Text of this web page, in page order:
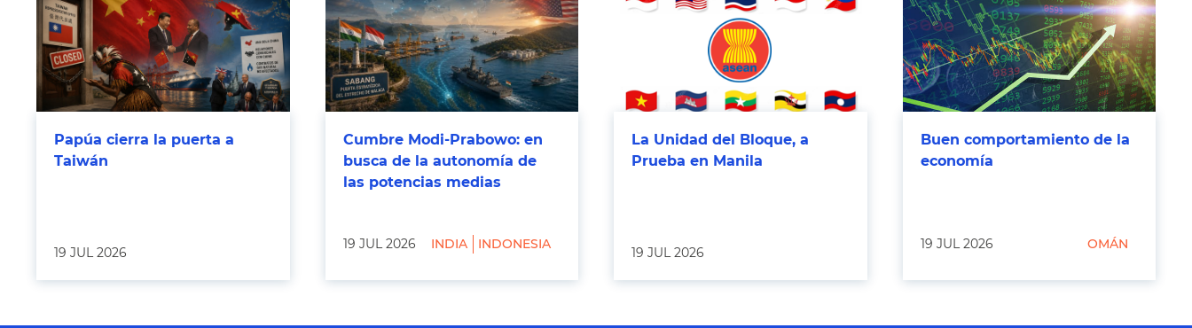
Papúa cierra la puerta a
Taiwán
19 JUL 2026
Cumbre Modi-Prabowo: en
busca de la autonomía de
las potencias medias
19 JUL 2026 INDIA INDONESIA
La Unidad del Bloque, a
Prueba en Manila
19 JUL 2026
Buen comportamiento de la
economía
19 JUL 2026 OMÁN